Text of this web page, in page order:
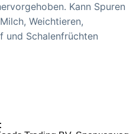
Kann Spuren
Weichtieren,
und Schalenfrüchten